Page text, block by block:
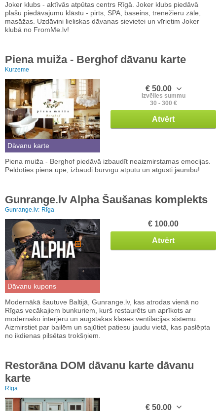
Joker klubs - aktīvās atpūtas centrs Rīgā. Joker klubs piedāvā
plašu piedāvajumu klāstu - pirts, SPA, baseins, trenežieru zāle,
masāžas. Uzdāvini lieliskas dāvanas sievietei un vīrietim Joker
klubā no FromMe.lv!
Piena muiža - Berghof dāvanu karte
Kurzeme
Dāvanu karte
€ 50.00
Izvēlies summu
30 - 300 €
Atvērt
Piena muiža - Berghof piedāvā izbaudīt neaizmirstamas emocijas.
Peldoties piena upē, izbaudi burvīgu atpūtu un atgūsti jaunību!
Gunrange.lv Alpha Šaušanas komplekts
Gunrange.lv: Rīga
Dāvanu kupons
€ 100.00
Atvērt
Modernākā šautuve Baltijā, Gunrange.lv, kas atrodas vienā no
Rīgas vecākajiem bunkuriem, kurš restaurēts un aprīkots ar
modernāko interjeru un augstākās klases ventilācijas sistēmu.
Aizmirstiet par bailēm un sajūtiet patiesu jaudu vietā, kas paslēpta
no ikdienas pilsētas trokšņiem.
Restorāna DOM dāvanu karte dāvanu
karte
Rīga
€ 50.00